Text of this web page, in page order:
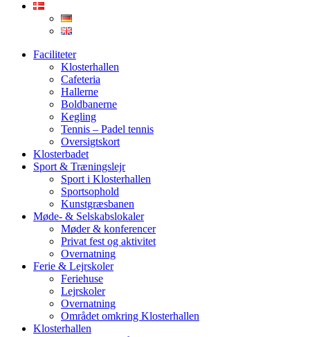
Faciliteter
Klosterhallen
Cafeteria
Hallerne
Boldbanerne
Kegling
Tennis – Padel tennis
Oversigtskort
Klosterbadet
Sport & Træningslejr
Sport i Klosterhallen
Sportsophold
Kunstgræsbanen
Møde- & Selskabslokaler
Møder & konferencer
Privat fest og aktivitet
Overnatning
Ferie & Lejrskoler
Feriehuse
Lejrskoler
Overnatning
Området omkring Klosterhallen
Klosterhallen